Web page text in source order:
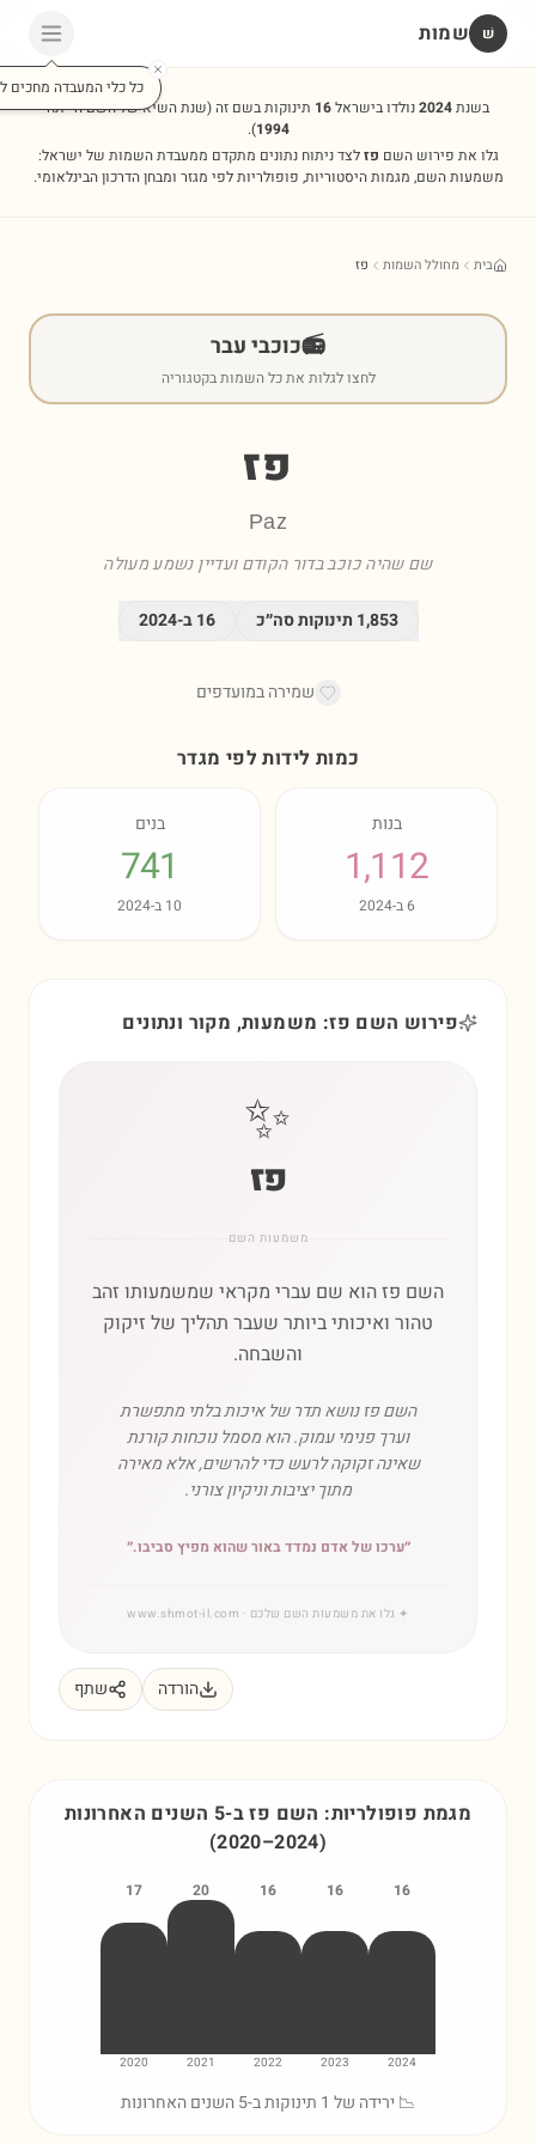
שׁ שמות
כל כלי המעבדה מחכים
בשנת2024נולדו בישראל16 תינוקות בשם זה(שנת השיא של השם הייתה
1994
).
גלו את פירוש השם פזלצד ניתוח נתונים מתקדם ממעבדת השמות של ישראל:
משמעות השם, מגמות היסטוריות, פופולריות לפי מגזר ומבחן הדרכון הבינלאומי.
בית מחולל השמות פז
📻כוכבי עבר
לחצו לגלות את כל השמות בקטגוריה
פז
Paz
שם שהיה כוכב בדור הקודם ועדיין נשמע מעולה
1,853 תינוקות סה״כ 16ב-2024
שמירה במועדפים
כמות לידות לפי מגדר
בנות
1,112
6ב-2024
בנים
741
10 ב-2024
פירוש השם פז: משמעות, מקור ונתונים
✨
פז
משמעות השם
השם פז הוא שם עברי מקראי שמשמעותו זהב
טהור ואיכותי ביותר שעבר תהליך של זיקוק
והשבחה.
השם פז נושא תדר של איכות בלתי מתפשרת
וערך פנימי עמוק. הוא מסמל נוכחות קורנת
שאינה זקוקה לרעש כדי להרשים, אלא מאירה
מתוך יציבות וניקיון צורני.
״ערכו של אדם נמדד באור שהוא מפיץ סביבו.״
✦ גלו את משמעות השם שלכם · www.shmot-il.com
הורדה שתף
מגמת פופולריות: השם פזב-5 השנים האחרונות
(2020–2024)
16
2024
16
2023
16
2022
20
2021
17
2020
📉 ירידה של 1 תינוקות ב-5 השנים האחרונות